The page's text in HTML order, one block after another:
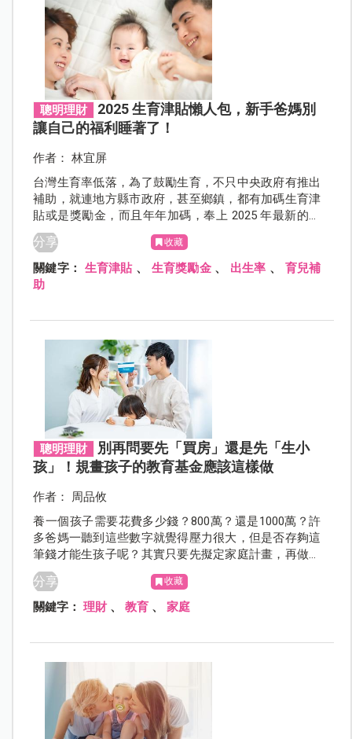
聰明理財
2025 生育津貼懶人包，新手爸媽別
讓自己的福利睡著了！
作者： 林宜屏
台灣生育率低落，為了鼓勵生育，不只中央政府有推出
補助，就連地方縣市政府，甚至鄉鎮，都有加碼生育津
貼或是獎勵金，而且年年加碼，奉上 2025 年最新的生
育津貼，各位剛生寶寶的爸媽們可要記得申請，別讓自
己的福利睡著了！
分享 收藏
關鍵字： 生育津貼、 生育獎勵金 、 出生率 、 育兒補
助
聰明理財
別再問要先「買房」還是先「生小
孩」！規畫孩子的教育基金應該這樣做
作者： 周品攸
養一個孩子需要花費多少錢？800萬？還是1000萬？許
多爸媽一聽到這些數字就覺得壓力很大，但是否存夠這
筆錢才能生孩子呢？其實只要先擬定家庭計畫，再做好
精打細算的金錢分配，即可輕鬆存下寶寶的教育基金。
分享 收藏
關鍵字：理財、教育 、家庭